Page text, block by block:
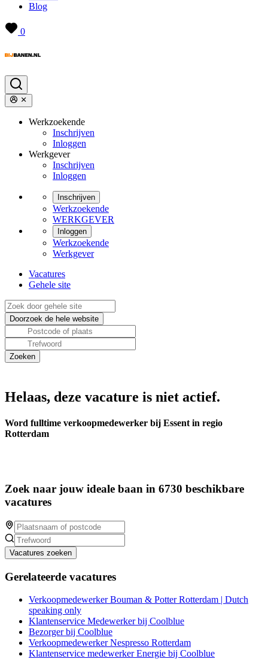
Blog
0
Werkzoekende
Inschrijven
Inloggen
Werkgever
Inschrijven
Inloggen
Inschrijven
Werkzoekende
WERKGEVER
Inloggen
Werkzoekende
Werkgever
Vacatures
Gehele site
Helaas, deze vacature is niet actief.
Word fulltime verkoopmedewerker bij Essent in regio
Rotterdam
Zoek naar jouw ideale baan in 6730 beschikbare
vacatures
Vacatures zoeken
Gerelateerde vacatures
Verkoopmedewerker Bouman & Potter Rotterdam | Dutch
speaking only
Klantenservice Medewerker bij Coolblue
Bezorger bij Coolblue
Verkoopmedewerker Nespresso Rotterdam
Klantenservice medewerker Energie bij Coolblue